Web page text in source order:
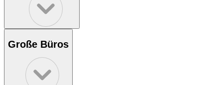
Große Büros